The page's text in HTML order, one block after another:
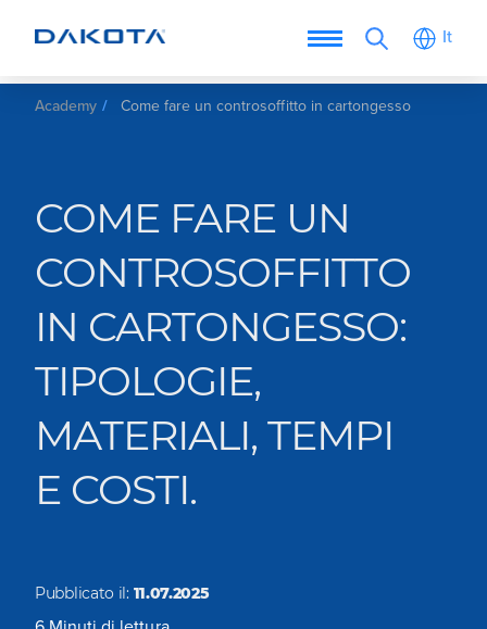
It
Academy Come fare un controsoffitto in cartongesso tipologie
COME FARE UN
CONTROSOFFITTO
IN CARTONGESSO:
TIPOLOGIE,
MATERIALI, TEMPI
E COSTI.
Pubblicato il: 11.07.2025